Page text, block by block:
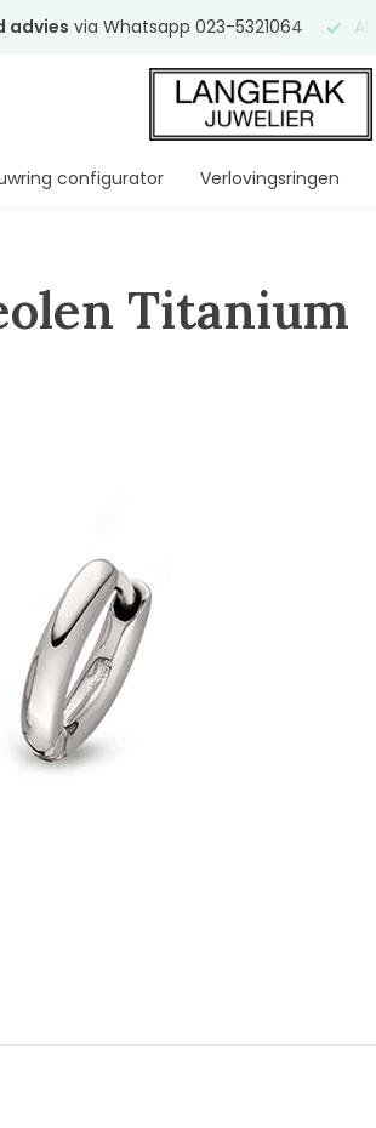
advies via Whatsapp 023-5321064 Al
configurator Verlovingsringen
Titanium